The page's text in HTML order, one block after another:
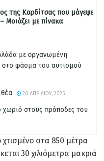
της Καρδίτσας που μάγεψε
Μοιάζει με πίνακα
με οργανωμένη
στο φάσμα του αυτισμού
20 ΑΠΡΙΛΊΟΥ, 2025
χωριό στους πρόποδες του
χτισμένο στα 850 μέτρα
30 χιλιόμετρα μακριά